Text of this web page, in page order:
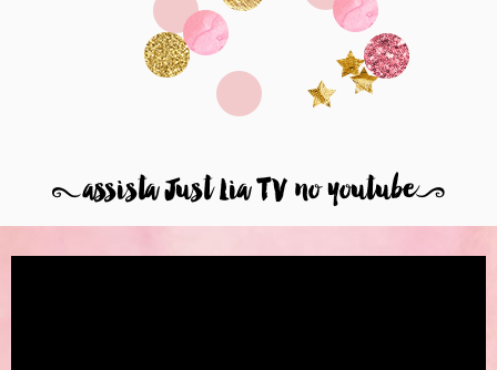
8assista Just Lia TV no youtube9